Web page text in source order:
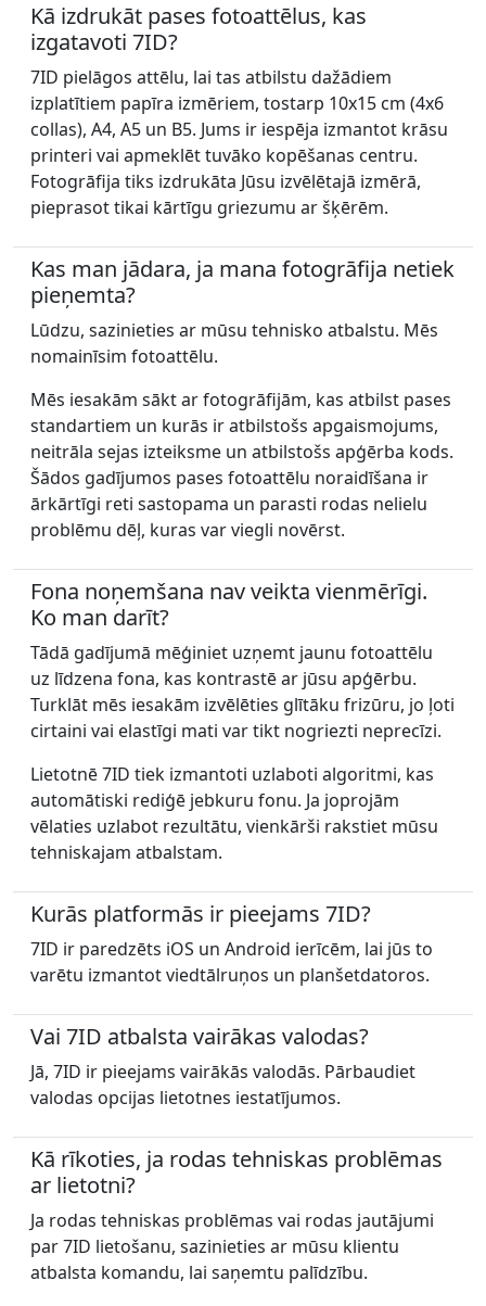
Kā izdrukāt pases fotoattēlus, kas
izgatavoti 7ID?
7ID pielāgos attēlu, lai tas atbilstu dažādiem
izplatītiem papīra izmēriem, tostarp 10x15 cm (4x6
collas), A4, A5 un B5. Jums ir iespēja izmantot krāsu
printeri vai apmeklēt tuvāko kopēšanas centru.
Fotogrāfija tiks izdrukāta Jūsu izvēlētajā izmērā,
pieprasot tikai kārtīgu griezumu ar šķērēm.
Kas man jādara, ja mana fotogrāfija netiek
pieņemta?
Lūdzu, sazinieties ar mūsu tehnisko atbalstu. Mēs
nomainīsim fotoattēlu.
Mēs iesakām sākt ar fotogrāfijām, kas atbilst pases
standartiem un kurās ir atbilstošs apgaismojums,
neitrāla sejas izteiksme un atbilstošs apģērba kods.
Šādos gadījumos pases fotoattēlu noraidīšana ir
ārkārtīgi reti sastopama un parasti rodas nelielu
problēmu dēļ, kuras var viegli novērst.
Fona noņemšana nav veikta vienmērīgi.
Ko man darīt?
Tādā gadījumā mēģiniet uzņemt jaunu fotoattēlu
uz līdzena fona, kas kontrastē ar jūsu apģērbu.
Turklāt mēs iesakām izvēlēties glītāku frizūru, jo ļoti
cirtaini vai elastīgi mati var tikt nogriezti neprecīzi.
Lietotnē 7ID tiek izmantoti uzlaboti algoritmi, kas
automātiski rediģē jebkuru fonu. Ja joprojām
vēlaties uzlabot rezultātu, vienkārši rakstiet mūsu
tehniskajam atbalstam.
Kurās platformās ir pieejams 7ID?
7ID ir paredzēts iOS un Android ierīcēm, lai jūs to
varētu izmantot viedtālruņos un planšetdatoros.
Vai 7ID atbalsta vairākas valodas?
Jā, 7ID ir pieejams vairākās valodās. Pārbaudiet
valodas opcijas lietotnes iestatījumos.
Kā rīkoties, ja rodas tehniskas problēmas
ar lietotni?
Ja rodas tehniskas problēmas vai rodas jautājumi
par 7ID lietošanu, sazinieties ar mūsu klientu
atbalsta komandu, lai saņemtu palīdzību.